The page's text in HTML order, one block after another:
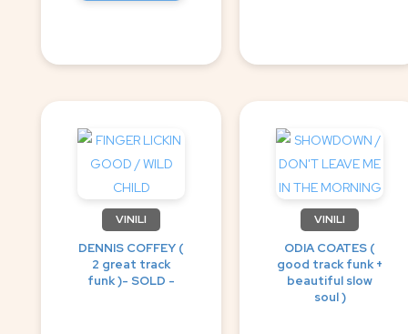
VINILI
DENNIS COFFEY (
2 great track
funk )- SOLD -
VINILI
ODIA COATES (
good track funk +
beautiful slow
soul )